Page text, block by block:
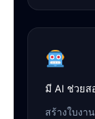
มี AI ช่วยส
สร้างใบงา